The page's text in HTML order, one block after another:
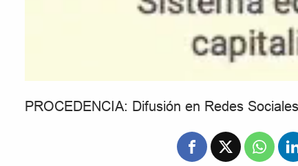
PROCEDENCIA: Difusión en Redes